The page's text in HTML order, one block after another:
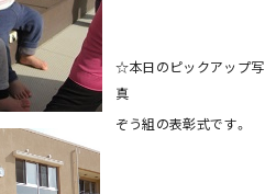
☆本日のピックアップ写
真
ぞう組の表彰式です。